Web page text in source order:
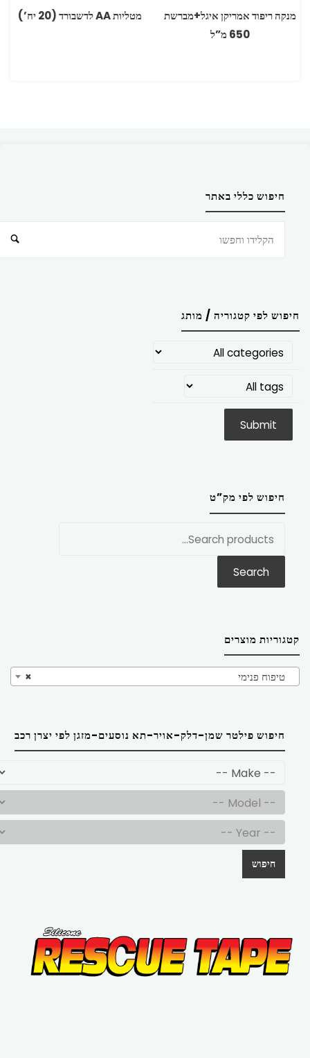
מנקה ריפוד ‏אמריקן איגל+מברשת
650 מ”ל
מטליות ‏AA לדשבורד (20 יח’)
חיפוש כללי באתר
חיפוש לפי קטגוריה / מותג
חיפוש לפי מק”ט
Search
קטגוריות מוצרים
× טיפוח פנימי
חיפוש פילטר שמן-דלק-אויר-תא נוסעים-מזגן לפי יצרן רכב
חיפוש